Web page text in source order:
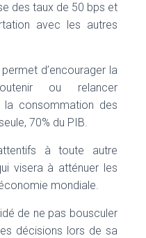
des taux de 50 bps et
avec les autres
d’encourager la
ou relancer
la consommation des
70% du PIB.
à toute autre
visera à atténuer les
mondiale.
de ne pas bousculer
décisions lors de sa